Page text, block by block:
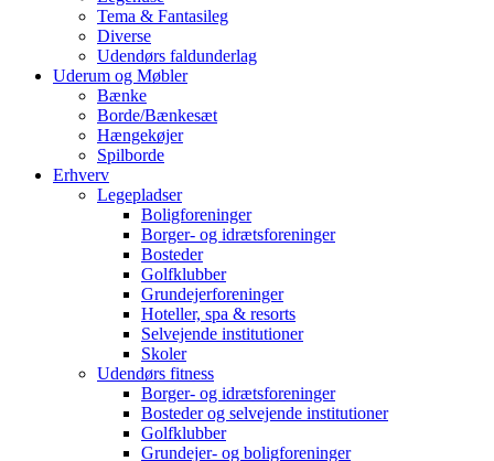
Tema & Fantasileg
Diverse
Udendørs faldunderlag
Uderum og Møbler
Bænke
Borde/Bænkesæt
Hængekøjer
Spilborde
Erhverv
Legepladser
Boligforeninger
Borger- og idrætsforeninger
Bosteder
Golfklubber
Grundejerforeninger
Hoteller, spa & resorts
Selvejende institutioner
Skoler
Udendørs fitness
Borger- og idrætsforeninger
Bosteder og selvejende institutioner
Golfklubber
Grundejer- og boligforeninger